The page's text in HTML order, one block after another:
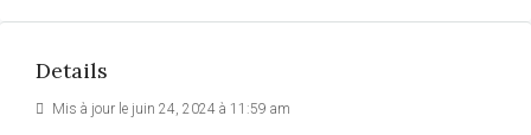
Details
Mis à jour le juin 24, 2024 à 11:59 am